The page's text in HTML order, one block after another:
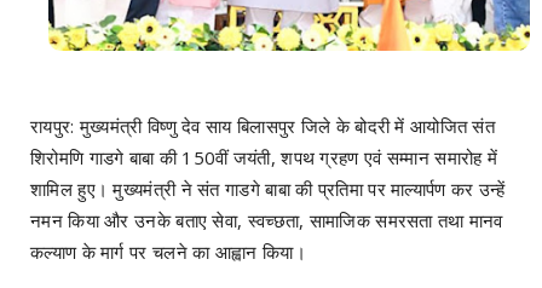
रायपुर: मुख्यमंत्री विष्णु देव साय बिलासपुर जिले के बोदरी में आयोजित संत
शिरोमणि गाडगे बाबा की 150वीं जयंती, शपथ ग्रहण एवं सम्मान समारोह में
शामिल हुए। मुख्यमंत्री ने संत गाडगे बाबा की प्रतिमा पर माल्यार्पण कर उन्हें
नमन किया और उनके बताए सेवा, स्वच्छता, सामाजिक समरसता तथा मानव
कल्याण के मार्ग पर चलने का आह्वान किया।